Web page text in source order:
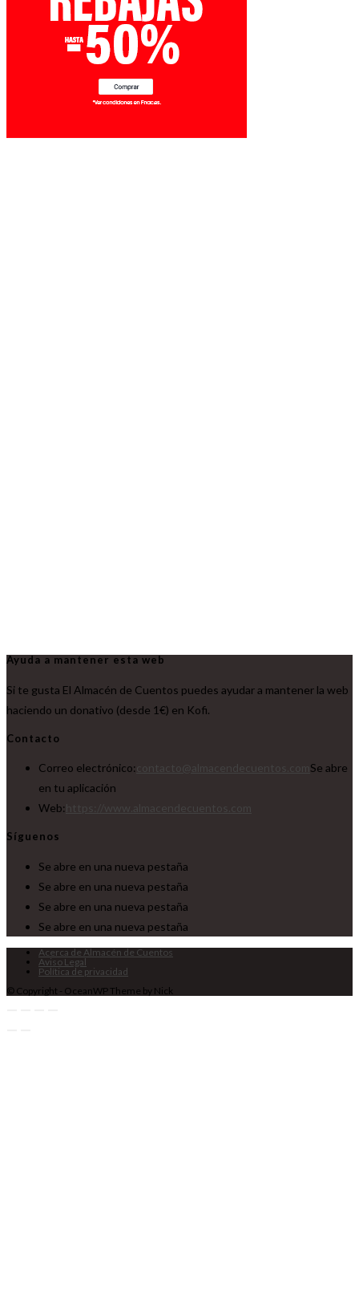
Ayuda a mantener esta web
Si te gusta El Almacén de Cuentos puedes ayudar a mantener la web
haciendo un donativo (desde 1€) en Kofi.
Contacto
Correo electrónico:
Se abre
en tu aplicación
Web:
Síguenos
Se abre en una nueva pestaña
Se abre en una nueva pestaña
Se abre en una nueva pestaña
Se abre en una nueva pestaña
Acerca de Almacén de Cuentos
Aviso Legal
Política de privacidad
© Copyright - OceanWP Theme by Nick